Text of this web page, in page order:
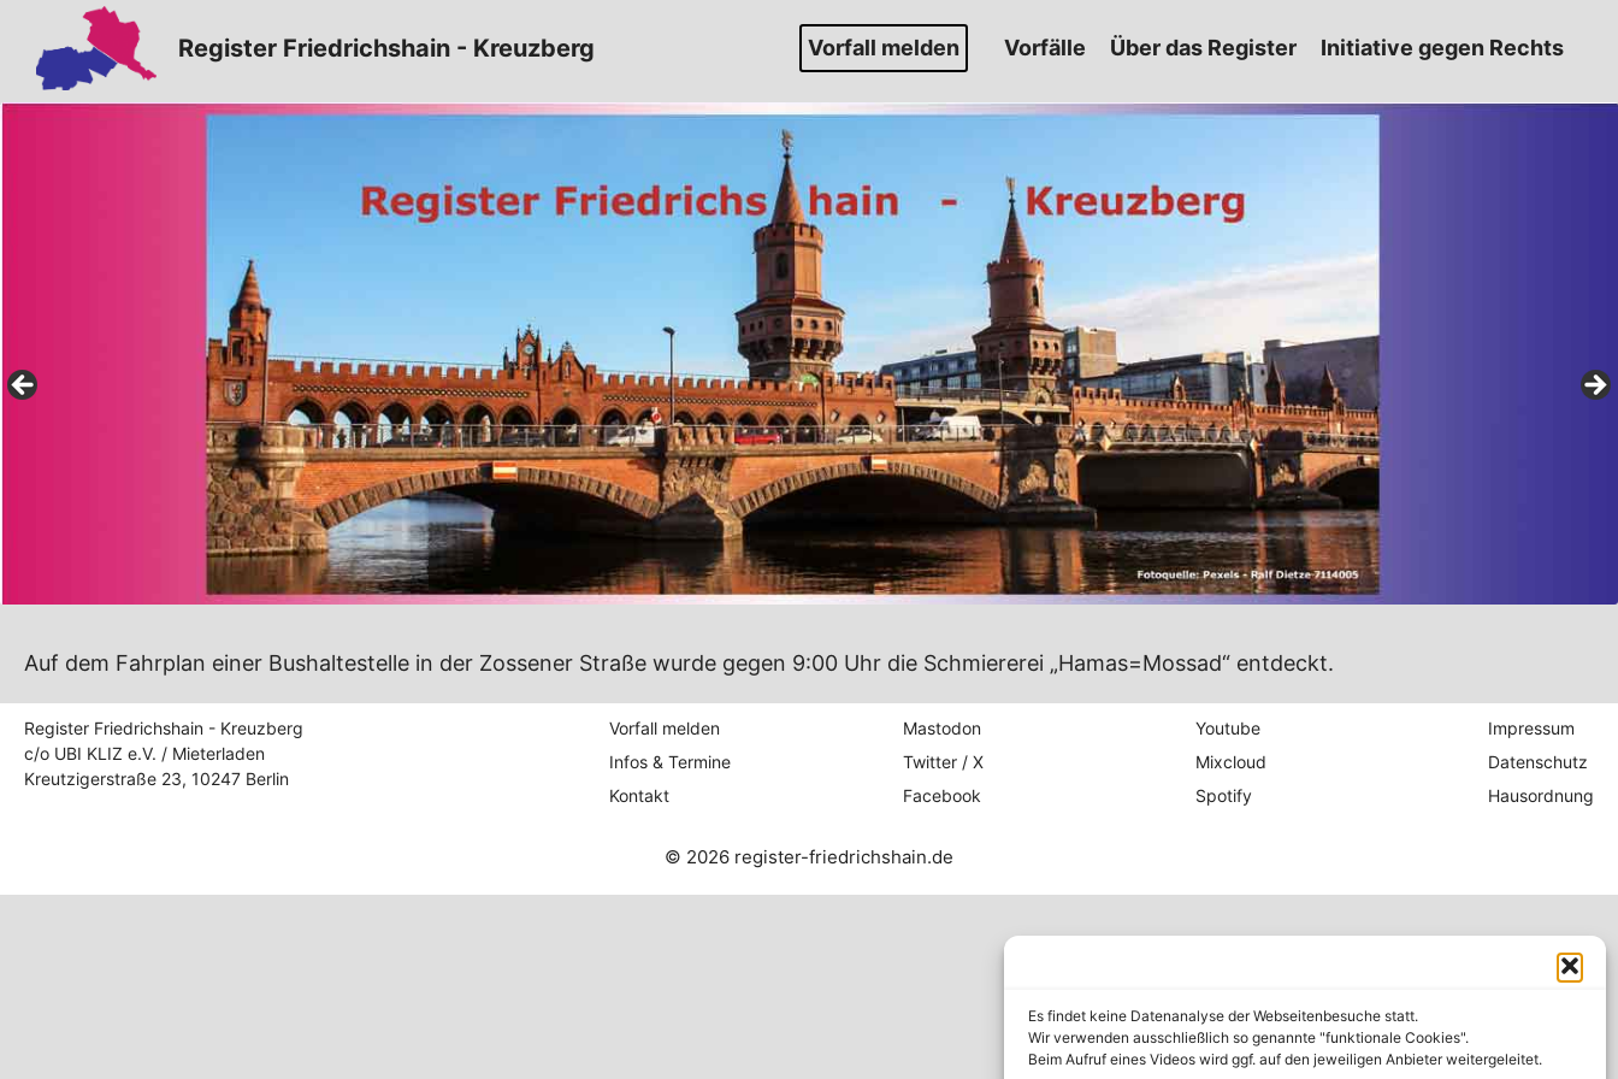
Es findet keine Datenanalyse der Webseitenbesuche statt.
Wir verwenden ausschließlich so genannte "funktionale Cookies".
Beim Aufruf eines Videos wird ggf. auf den jeweiligen Anbieter weitergeleitet.
Inhalt
springen
Register Friedrichshain - Kreuzberg Vorfall melden Vorfälle Über das Register Initiative gegen Rechts
Auf dem Fahrplan einer Bushaltestelle in der Zossener Straße wurde gegen 9:00 Uhr die Schmiererei „Hamas=Mossad“ entdeckt.
Register Friedrichshain - Kreuzberg
c/o UBI KLIZ e.V. / Mieterladen
Kreutzigerstraße 23, 10247 Berlin
Vorfall melden
Infos & Termine
Kontakt
Mastodon
Twitter / X
Facebook
Youtube
Mixcloud
Spotify
Impressum
Datenschutz
Hausordnung
© 2026 register-friedrichshain.de